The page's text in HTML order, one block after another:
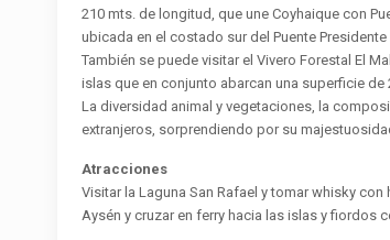
210 mts. de longitud, que une Coyhaique con
ubicada en el costado sur del Puente
También se puede visitar el Vivero Forestal El
islas que en conjunto abarcan una superficie de
La diversidad animal y vegetaciones, la
extranjeros, sorprendiendo por su
Atracciones
Visitar la Laguna San Rafael y tomar whisky
Aysén y cruzar en ferry hacia las islas y fiordos